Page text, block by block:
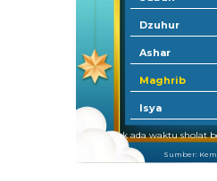
Dzuhur
Ashar
Maghrib
Isya
Tidak ada waktu sholat
Sumber: